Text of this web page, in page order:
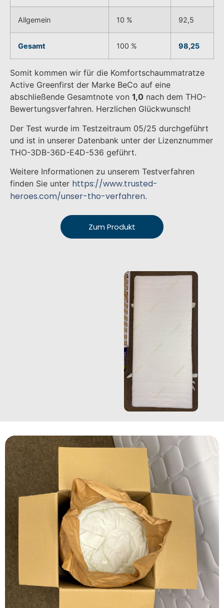
Allgemein 10 % 92,5
Gesamt 100 % 98,25
Somit kommen wir für die Komfortschaummatratze
Active Greenfirst der Marke BeCo auf eine
abschließende Gesamtnote von 1,0 nach dem THO-
Bewertungsverfahren. Herzlichen Glückwunsch!
Der Test wurde im Testzeitraum 05/25 durchgeführt
und ist in unserer Datenbank unter der Lizenznummer
THO-3DB-36D-E4D-536 geführt.
Weitere Informationen zu unserem Testverfahren
finden Sie unter https://www.trusted-
heroes.com/unser-tho-verfahren.
Zum Produkt